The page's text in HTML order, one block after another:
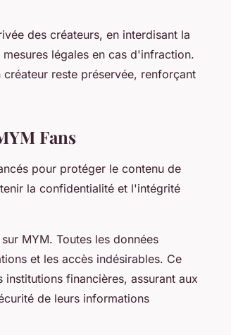
des créateurs, en interdisant la
légales en cas d'infraction.
reste préservée, renforçant
Fans
pour protéger le contenu de
la confidentialité et l'intégrité
MYM. Toutes les données
et les accès indésirables. Ce
financières, assurant aux
de leurs informations